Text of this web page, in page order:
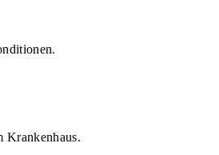
Krankenhaus.